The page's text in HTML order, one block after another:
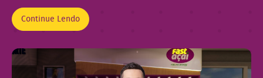
Continue Lendo